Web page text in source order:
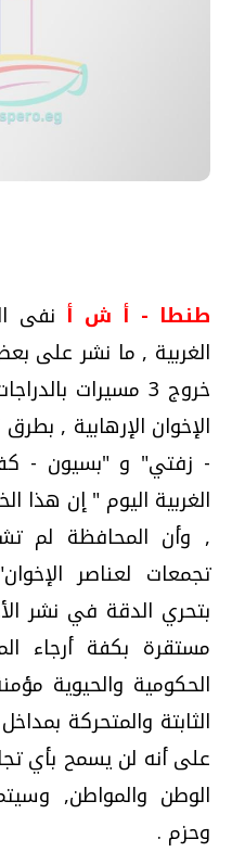
طنطا - أ ش أ نفى
الغربية , ما نشر على
خروج 3 مسيرات
الإخوان الإرهابية ,
- زفتي" و "بسيون -
الغربية اليوم " إن
, وأن المحافظة لم
تجمعات لعناصر
بتحري الدقة في نشر
مستقرة بكفة أرجاء
الحكومية والحيوية
الثابتة والمتحركة
على أنه لن يسمح بأي
الوطن والمواطن,
وحزم .